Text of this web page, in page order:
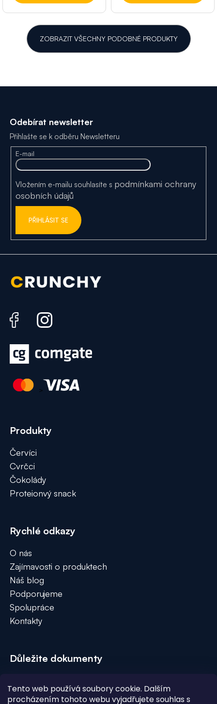
Tento web používá soubory cookie. Dalším
procházením tohoto webu vyjadřujete souhlas s
ZOBRAZIT VŠECHNY PODOBNÉ PRODUKTY
Odebírat newsletter
Přihlašte se k odběru Newsletteru
E-mail
Vložením e-mailu souhlasíte s podmínkami ochrany
osobních údajů
PŘIHLÁSIT SE
>
Produkty
Červíci
Cvrčci
Čokolády
Proteionvý snack
Rychlé odkazy
O nás
Zajímavosti o produktech
Náš blog
Podporujeme
Spolupráce
Kontakty
Důležite dokumenty
GDPR